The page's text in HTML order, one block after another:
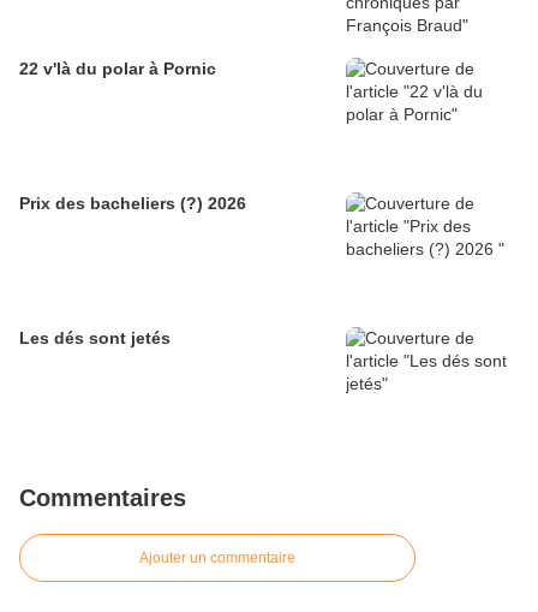
22 v'là du polar à Pornic
Prix des bacheliers (?) 2026
Les dés sont jetés
Commentaires
Ajouter un commentaire